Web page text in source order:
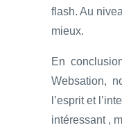
flash. Au
mieux.
En
Websation,
l’esprit et
intéressant ,